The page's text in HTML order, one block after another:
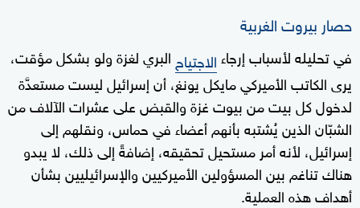
حصار بيروت الغربية
في تحليله لأسباب إرجاءالاجتياح البري لغزة ولو بشكل مؤقت،
يرى الكاتب الأميركي مايكل يونغ، أن إسرائيل ليست مستعدَّة
لدخول كل بيت من بيوت غزة والقبض على عشرات الآلاف من
الشبّان الذين يُشتبه بأنهم أعضاء في حماس، ونقلهم إلى
إسرائيل، لأنه أمر مستحيل تحقيقه، إضافةً إلى ذلك، لا يبدو
هناك تناغم بين المسؤولين الأميركيين والإسرائيليين بشأن
أهداف هذه العملية.